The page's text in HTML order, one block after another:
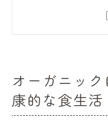
化学物質を
オーガニッ
自宅で楽しむオ
オーガニッ
康的な食生活